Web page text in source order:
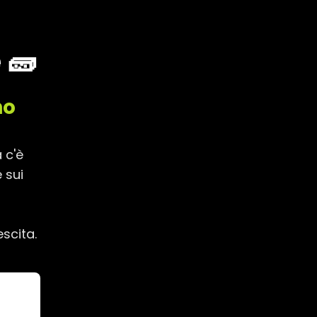
c'è
sui